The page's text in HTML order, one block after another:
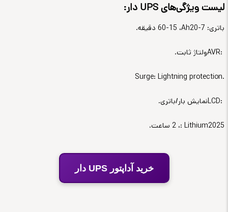
لیست ویژگی‌هایUPS دار:
باتری: 7-20 Ah، 15-60 دقیقه.
AVR:ولتاژ ثابت.
Surge: Lightning protection.
LCD:نمایش بار/باتری.
2025
: Lithium، 2 ساعت.
خرید آداپتور UPS دار